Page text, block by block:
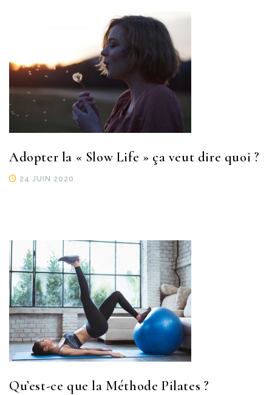
Adopter la « Slow Life » ça veut dire quoi ?
24 JUIN 2020
Qu’est-ce que la Méthode Pilates ?